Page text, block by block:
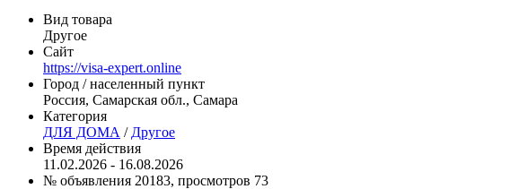
Вид товара
Другое
Сайт
https://visa-expert.online
Город / населенный пункт
Россия, Самарская обл., Самара
Категория
ДЛЯ ДОМА / Другое
Время действия
11.02.2026 - 16.08.2026
№ объявления 20183, просмотров 73